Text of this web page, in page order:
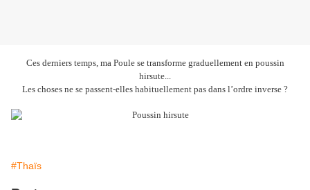
Ces derniers temps, ma Poule se transforme graduellement en poussin
hirsute...
Les choses ne se passent-elles habituellement pas dans l’ordre inverse ?
#Thaïs